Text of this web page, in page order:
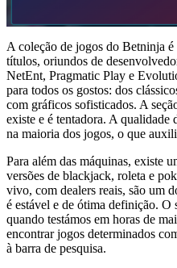
A coleção de jogos do Betninja é
títulos, oriundos de
NetEnt, Pragmatic Play e
para todos os gostos: dos
com gráficos sofisticados. A
existe e é tentadora. A qualidade
na maioria dos jogos, o que
Para além das máquinas, existe
versões de blackjack, roleta e
vivo, com dealers reais, são um
é estável e de ótima definição. O
quando testámos em horas de
encontrar jogos determinados
à barra de pesquisa.